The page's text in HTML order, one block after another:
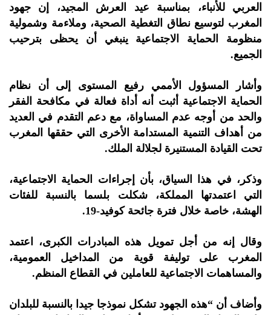
العربي للأنباء، بمناسبة عيد العرش المجيد، إن جهود
المغرب لتوسيع نطاق التغطية الصحية، وملاءمة وشمولية
منظومة الحماية الاجتماعية ينبغي أن يحظى بترحيب
الجميع.
وأشار المسؤول الأممي رفيع المستوى إلى أن نظام
الحماية الاجتماعية أثبت أنه أداة فعالة في مكافحة الفقر
والحد من أوجه عدم المساواة، مع دعم التقدم في العديد
من أهداف التنمية المستدامة الأخرى التي حققها المغرب
تحت القيادة المستنيرة لجلالة الملك.
وذكر، في هذا السياق، بأن إجراءات الحماية الاجتماعية،
التي اعتمدتها المملكة، شكلت بلسما بالنسبة للفئات
الهشة، خاصة خلال فترة جائحة كوفيد-19.
وقال إنه من أجل تمويل هذه المبادرات الكبرى، اعتمد
المغرب على توليفة قوية من المداخيل العمومية،
والمساهمات الاجتماعية للعاملين في القطاع المنظم.
وأضاف أن “هذه الجهود تشكل نموذجا جيدا بالنسبة للبلدان